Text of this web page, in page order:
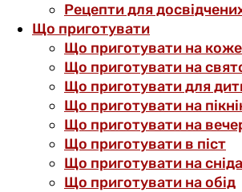
Рецепти для
Що приготувати
Що приготувати на
Що приготувати на
Що приготувати для
Що приготувати на
Що приготувати на
Що приготувати в піст
Що приготувати на
Що приготувати на обід